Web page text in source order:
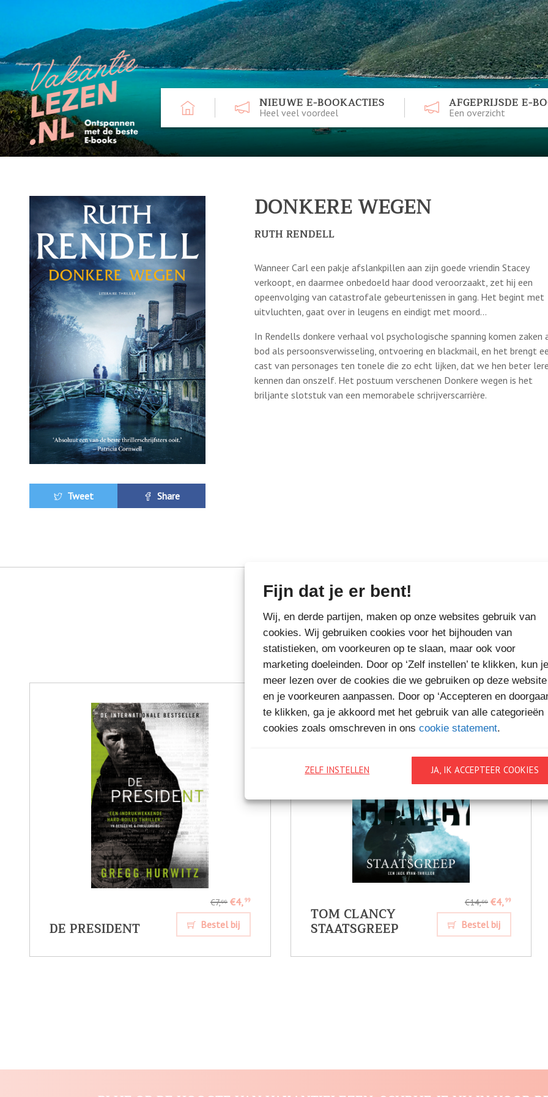
Fijn dat je er bent!
Wij, en derde partijen, maken op onze websites gebruik van
cookies. Wij gebruiken cookies voor het bijhouden van
statistieken, om voorkeuren op te slaan, maar ook voor
marketing doeleinden. Door op ‘Zelf instellen’ te klikken, kun je
meer lezen over de cookies die we gebruiken op deze website
en je voorkeuren aanpassen. Door op ‘Accepteren en
te klikken, ga je akkoord met het gebruik van alle categorieën
cookies zoals omschreven in ons cookie statement.
JA, IK ACCEPTEER COOKIES
ZELF INSTELLEN
NIEUWE E-BOOKACTIES
Heel veel voordeel
AFGEPRIJSDE E-
Een overzicht
Tweet Share
DONKERE WEGEN
RUTH RENDELL
Wanneer Carl een pakje afslankpillen aan zijn goede vriendin Stacey
verkoopt, en daarmee onbedoeld haar dood veroorzaakt, zet hij een
opeenvolging van catastrofale gebeurtenissen in gang. Het begint met
uitvluchten, gaat over in leugens en eindigt met moord…
In Rendells donkere verhaal vol psychologische spanning komen zaken
bod als persoonsverwisseling, ontvoering en blackmail, en het brengt
cast van personages ten tonele die zo echt lijken, dat we hen beter
kennen dan onszelf. Het postuum verschenen Donkere wegen is het
briljante slotstuk van een memorabele schrijverscarrière.
MEER BOEKEN VAN
VAKANTIELEZEN
DE PRESIDENT
€7,99 €4,99
Bestel bij TOM CLANCY
STAATSGREEP
€14,99 €4,99
Bestel bij